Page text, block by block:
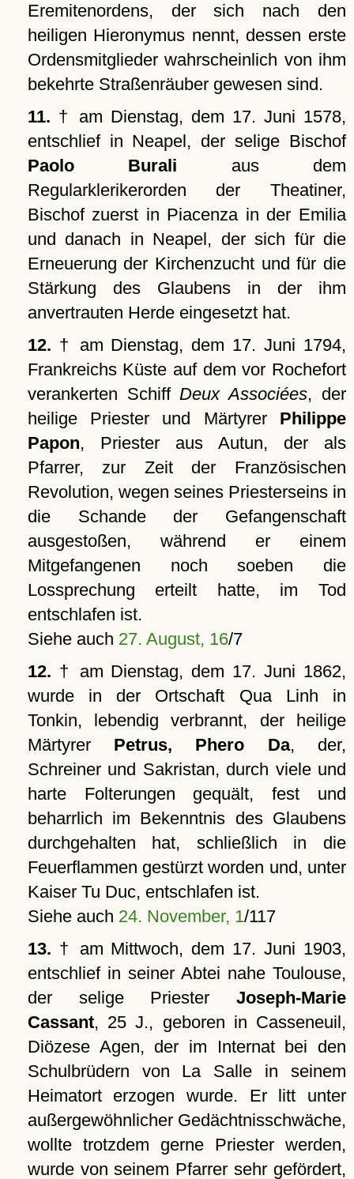
Eremitenordens, der sich nach den
heiligen Hieronymus nennt, dessen erste
Ordensmitglieder wahrscheinlich von ihm
bekehrte Straßenräuber gewesen sind.
11. † am Dienstag, dem 17. Juni 1578,
entschlief in Neapel, der selige Bischof
Paolo Burali aus dem
Regularklerikerorden der Theatiner,
Bischof zuerst in Piacenza in der Emilia
und danach in Neapel, der sich für die
Erneuerung der Kirchenzucht und für die
Stärkung des Glaubens in der ihm
anvertrauten Herde eingesetzt hat.
12. † am Dienstag, dem 17. Juni 1794,
Frankreichs Küste auf dem vor Rochefort
verankerten SchiffDeux Associées, der
heilige Priester und Märtyrer Philippe
Papon, Priester aus Autun, der als
Pfarrer, zur Zeit der Französischen
Revolution, wegen seines Priesterseins in
die Schande der Gefangenschaft
ausgestoßen, während er einem
Mitgefangenen noch soeben die
Lossprechung erteilt hatte, im Tod
entschlafen ist.
Siehe auch 27. August, 16/7
12. † am Dienstag, dem 17. Juni 1862,
wurde in der Ortschaft Qua Linh in
Tonkin, lebendig verbrannt, der heilige
Märtyrer Petrus, Phero Da, der,
Schreiner und Sakristan, durch viele und
harte Folterungen gequält, fest und
beharrlich im Bekenntnis des Glaubens
durchgehalten hat, schließlich in die
Feuerflammen gestürzt worden und, unter
Kaiser Tu Duc, entschlafen ist.
Siehe auch 24. November, 1/117
13. † am Mittwoch, dem 17. Juni 1903,
entschlief in seiner Abtei nahe Toulouse,
der selige Priester Joseph-Marie
Cassant, 25 J., geboren in Casseneuil,
Diözese Agen, der im Internat bei den
Schulbrüdern von La Salle in seinem
Heimatort erzogen wurde. Er litt unter
außergewöhnlicher Gedächtnisschwäche,
wollte trotzdem gerne Priester werden,
wurde von seinem Pfarrer sehr gefördert,